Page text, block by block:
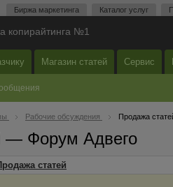
Биржа маркетинга Каталог услуг
копирайтинга №1
Магазин статей Сервис
Рабочие обсуждения Продажа
— Форум Адвего
статей